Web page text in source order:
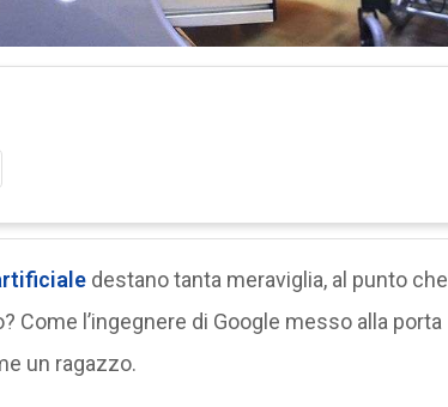
destano tanta meraviglia, al punto che
Come l’ingegnere di Google messo alla porta
un ragazzo.